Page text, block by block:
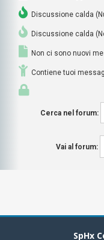
Discussione calda
Discussione calda
Non ci sono nuovi
Contiene tuoi
Cerca nel forum:
Vai al forum:
SpHx